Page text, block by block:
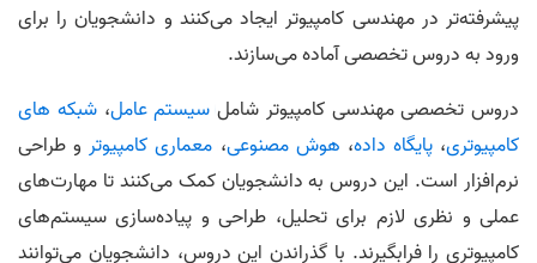
پیشرفته‌تر در مهندسی کامپیوتر ایجاد می‌کنند و دانشجویان را برای
ورود به دروس تخصصی آماده می‌سازند.
دروس تخصصی مهندسی کامپیوتر شامل سیستم عامل،شبکه های
کامپیوتری،پایگاه داده، هوش مصنوعی، معماری کامپیوترو طراحی
نرم‌افزار است. این دروس به دانشجویان کمک می‌کنند تا مهارت‌های
عملی و نظری لازم برای تحلیل، طراحی و پیاده‌سازی سیستم‌های
کامپیوتری را فرابگیرند. با گذراندن این دروس، دانشجویان می‌توانند